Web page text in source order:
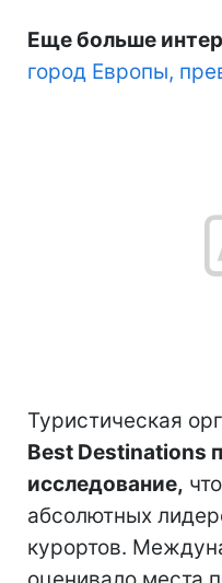
Еще больше
город Европы,
Туристическая
Best Destinations
исследование,
абсолютных
курортов.